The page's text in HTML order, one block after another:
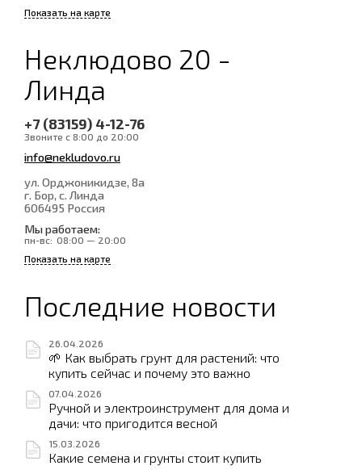
Показать на карте
Неклюдово 20 -
Линда
+7 (83159) 4-12-76
Звоните с 8:00 до 20:00
info@nekludovo.ru
ул. Орджоникидзе, 8а
г. Бор, с. Линда
606495 Россия
Мы работаем:
пн-вс: 08:00 — 20:00
Показать на карте
Последние новости
26.04.2026
🌱 Как выбрать грунт для растений: что
купить сейчас и почему это важно
07.04.2026
Ручной и электроинструмент для дома и
дачи: что пригодится весной
15.03.2026
Какие семена и грунты стоит купить